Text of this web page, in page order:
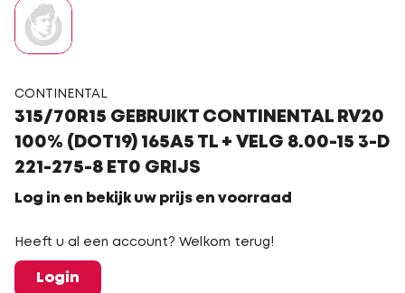
CONTINENTAL
315/70R15 GEBRUIKT CONTINENTAL RV20
100% (DOT19) 165A5 TL + VELG 8.00-15 3-D
221-275-8 ET0 GRIJS
Log in en bekijk uw prijs en voorraad
Heeft u al een account? Welkom terug!
Login